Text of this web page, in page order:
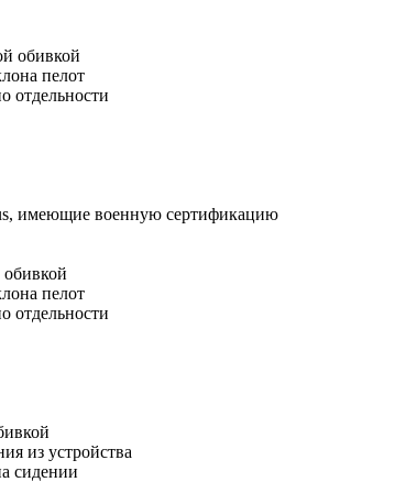
обивкой
пелот
отдельности
имеющие военную сертификацию
пелот
отдельности
из устройства
сидении